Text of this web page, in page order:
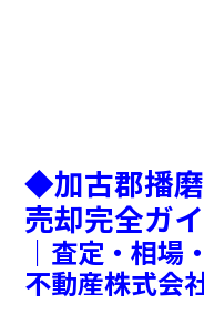
◆加古郡播
売却完全ガ
｜査定・相場
不動産株式会